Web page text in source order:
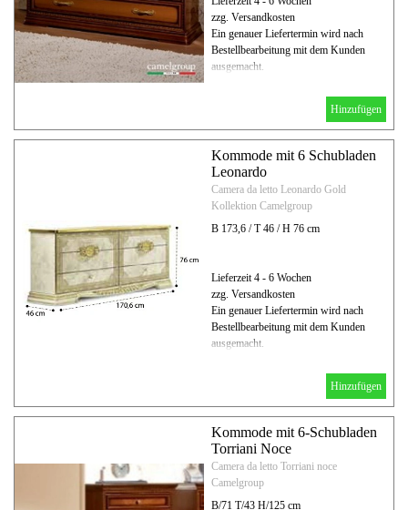
zzg. Versandkosten
Ein genauer Liefertermin wird nach
Bestellbearbeitung mit dem Kunden
ausgemacht.
Hinzufügen
Kommode mit 6 Schubladen
Leonardo
Camera da letto Leonardo Gold
Kollektion Camelgroup
B 173,6 / T 46 / H 76 cm
Lieferzeit 4 - 6 Wochen
zzg. Versandkosten
Ein genauer Liefertermin wird nach
Bestellbearbeitung mit dem Kunden
ausgemacht.
Hinzufügen
Kommode mit 6-Schubladen
Torriani Noce
Camera da letto Torriani noce
Camelgroup
B/71 T/43 H/125 cm